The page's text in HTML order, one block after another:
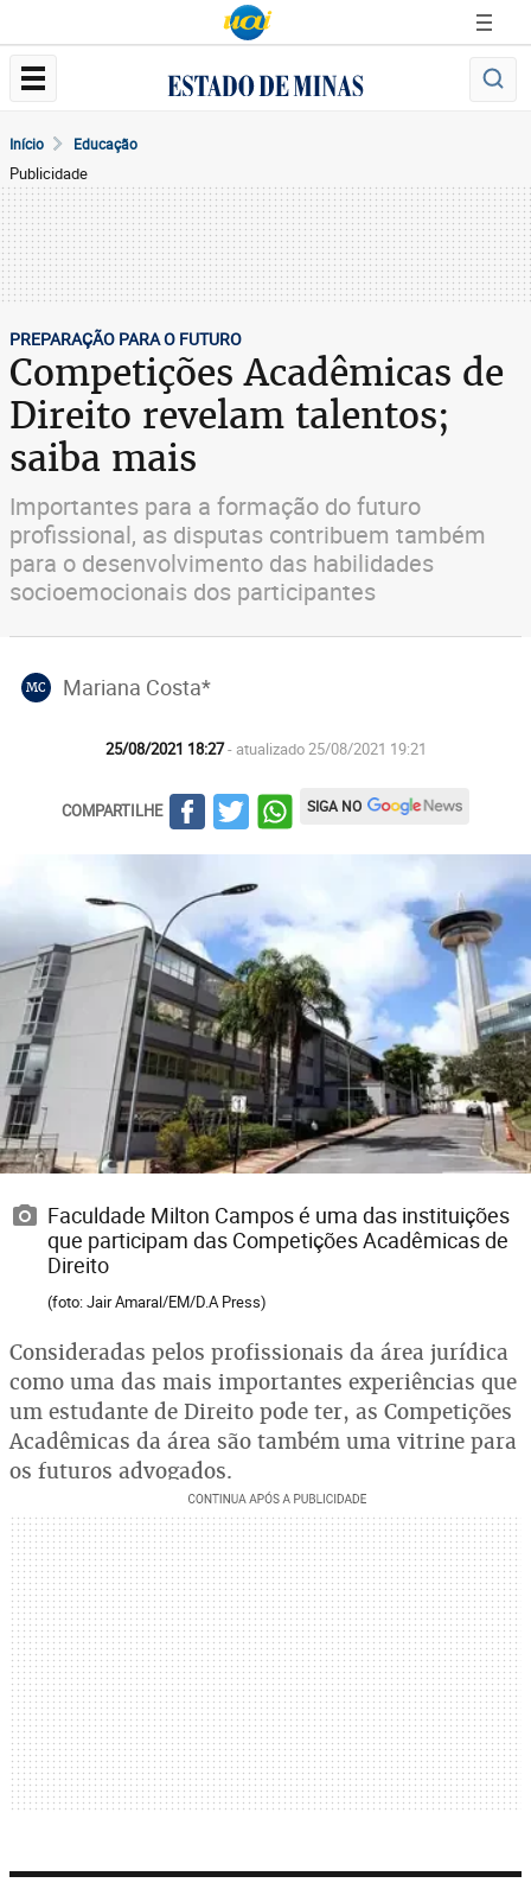
Início Educação
Publicidade
PREPARAÇÃO PARA O FUTURO
Competições Acadêmicas de
Direito revelam talentos;
saiba mais
Importantes para a formação do futuro
profissional, as disputas contribuem também
para o desenvolvimento das habilidades
socioemocionais dos participantes
MC Mariana Costa*
25/08/2021 18:27- atualizado 25/08/2021 19:21
COMPARTILHE SIGA NO
Faculdade Milton Campos é uma das instituições
que participam das Competições Acadêmicas de
Direito
(foto: Jair Amaral/EM/D.A Press)
Consideradas pelos profissionais da área jurídica
como uma das mais importantes experiências que
um estudante de Direito pode ter, as Competições
Acadêmicas da área são também uma vitrine para
os futuros advogados.